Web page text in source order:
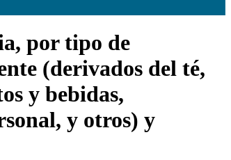
por tipo de
(derivados del té,
y bebidas,
y otros) y